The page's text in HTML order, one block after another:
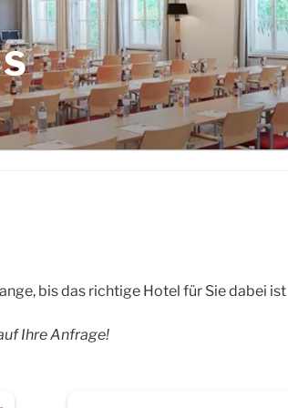
bis das richtige Hotel für Sie dabei ist
Ihre Anfrage!